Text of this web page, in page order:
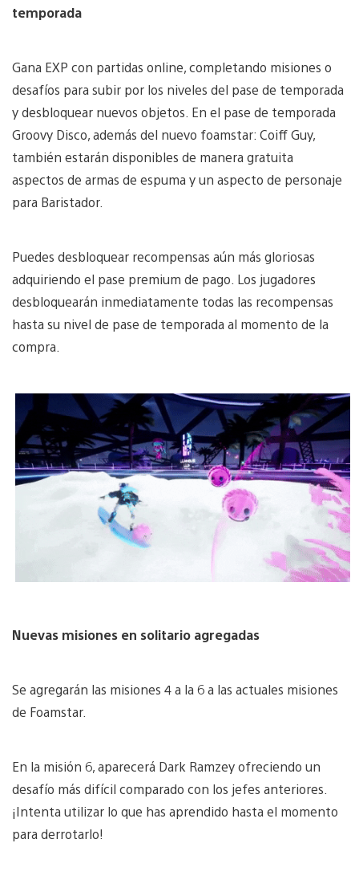
temporada
Gana EXP con partidas online, completando misiones o
desafíos para subir por los niveles del pase de temporada
y desbloquear nuevos objetos. En el pase de temporada
Groovy Disco, además del nuevo foamstar: Coiff Guy,
también estarán disponibles de manera gratuita
aspectos de armas de espuma y un aspecto de personaje
para Baristador.
Puedes desbloquear recompensas aún más gloriosas
adquiriendo el pase premium de pago. Los jugadores
desbloquearán inmediatamente todas las recompensas
hasta su nivel de pase de temporada al momento de la
compra.
Nuevas misiones en solitario agregadas
Se agregarán las misiones 4 a la 6 a las actuales misiones
de Foamstar.
En la misión 6, aparecerá Dark Ramzey ofreciendo un
desafío más difícil comparado con los jefes anteriores.
¡Intenta utilizar lo que has aprendido hasta el momento
para derrotarlo!